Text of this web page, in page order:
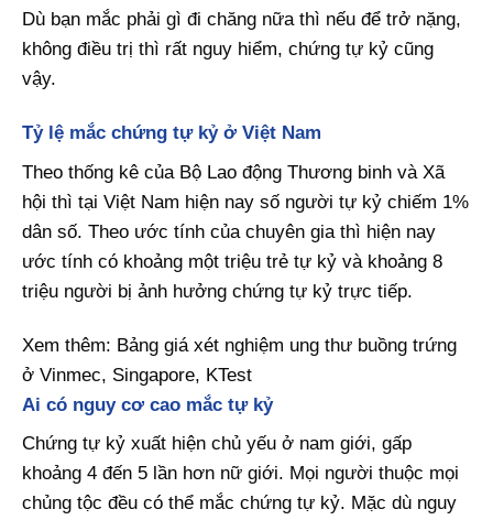
Dù bạn mắc phải gì đi chăng nữa thì nếu để trở nặng,
không điều trị thì rất nguy hiểm, chứng tự kỷ cũng
vậy.
Tỷ lệ mắc chứng tự kỷ ở Việt Nam
Theo thống kê của Bộ Lao động Thương binh và Xã
hội thì tại Việt Nam hiện nay số người tự kỷ chiếm 1%
dân số. Theo ước tính của chuyên gia thì hiện nay
ước tính có khoảng một triệu trẻ tự kỷ và khoảng 8
triệu người bị ảnh hưởng chứng tự kỷ trực tiếp.
Xem thêm: Bảng giá xét nghiệm ung thư buồng trứng
ở Vinmec, Singapore, KTest
Ai có nguy cơ cao mắc tự kỷ
Chứng tự kỷ xuất hiện chủ yếu ở nam giới, gấp
khoảng 4 đến 5 lần hơn nữ giới. Mọi người thuộc mọi
chủng tộc đều có thể mắc chứng tự kỷ. Mặc dù nguy